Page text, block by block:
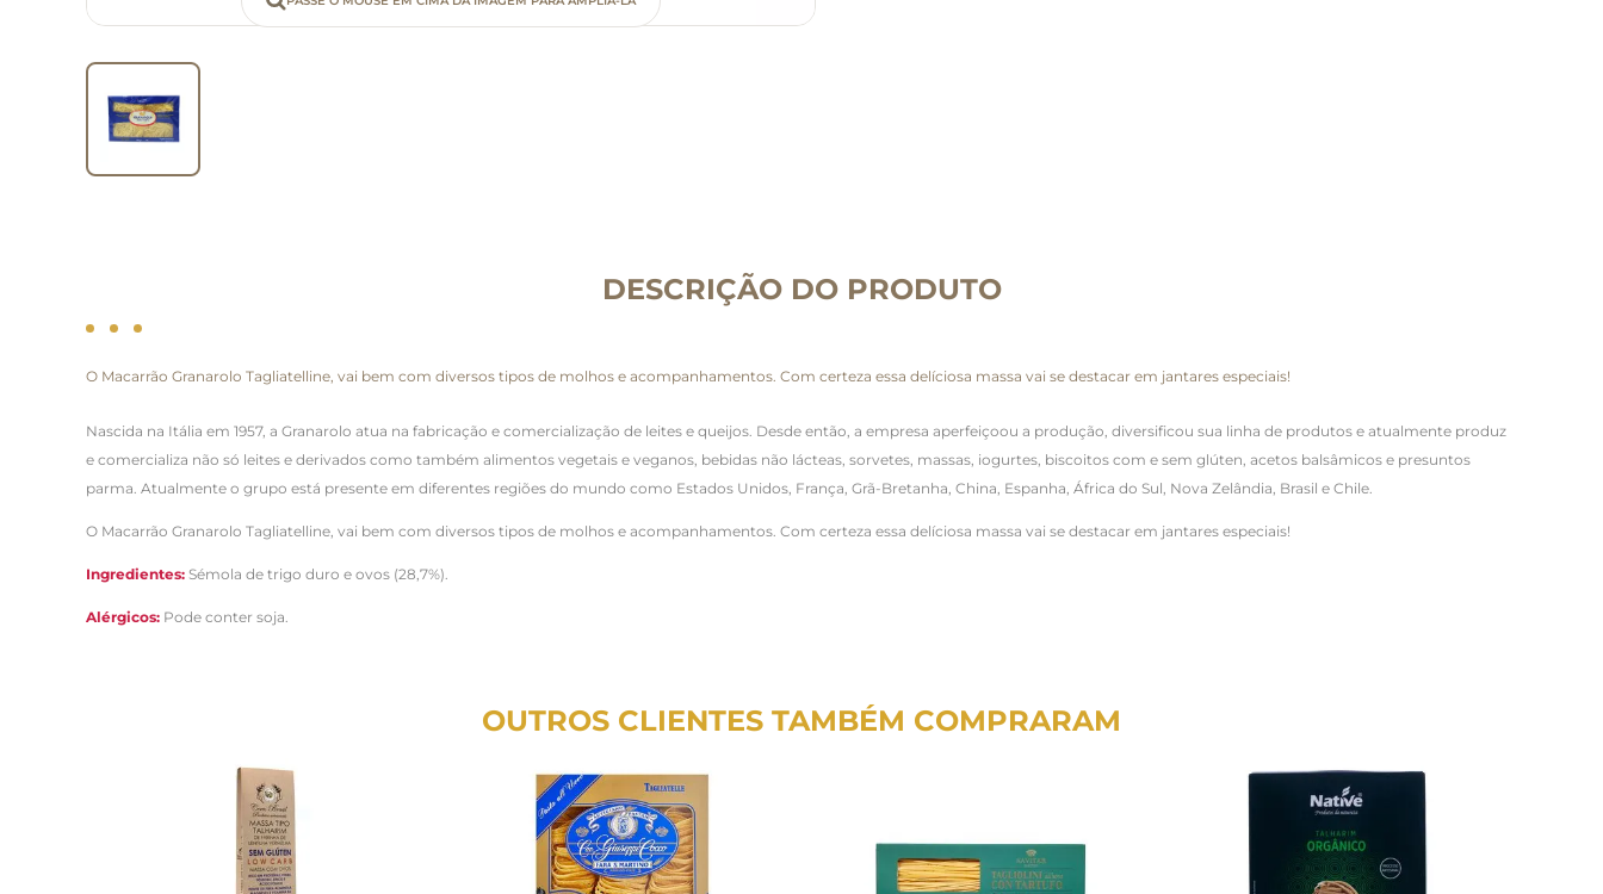
DESCRIÇÃO DO PRODUTO
O Macarrão Granarolo Tagliatelline, vai bem com diversos tipos de molhos e acompanhamentos. Com certeza essa delíciosa massa vai se destacar em jantares especiais!
Nascida na Itália em 1957, a Granarolo atua na fabricação e comercialização de leites e queijos. Desde então, a empresa aperfeiçoou a produção, diversificou sua linha de produtos e atualmente produz
e comercializa não só leites e derivados como também alimentos vegetais e veganos, bebidas não lácteas, sorvetes, massas, iogurtes, biscoitos com e sem glúten, acetos balsâmicos e presuntos
parma. Atualmente o grupo está presente em diferentes regiões do mundo como Estados Unidos, França, Grã-Bretanha, China, Espanha, África do Sul, Nova Zelândia, Brasil e Chile.
O Macarrão Granarolo Tagliatelline, vai bem com diversos tipos de molhos e acompanhamentos. Com certeza essa delíciosa massa vai se destacar em jantares especiais!
Ingredientes: Sémola de trigo duro e ovos (28,7%).
Alérgicos: Pode conter soja.
OUTROS CLIENTES TAMBÉM COMPRARAM